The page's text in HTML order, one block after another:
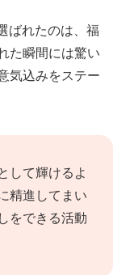
ばれたのは、福
た瞬間には驚い
気込みをステー
して輝けるよ
精進してまい
をできる活動